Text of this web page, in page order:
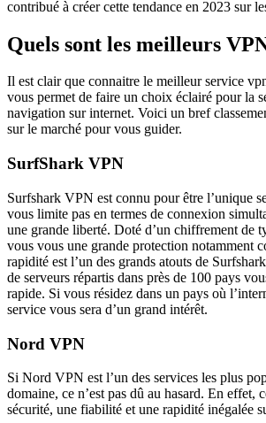
contribué à créer cette tendance en 2023 sur
Quels sont les meilleurs
Il est clair que connaitre le meilleur service
vous permet de faire un choix éclairé pour la
navigation sur internet. Voici un bref
sur le marché pour vous guider.
SurfShark VPN
Surfshark VPN est connu pour être l’unique
vous limite pas en termes de connexion
une grande liberté. Doté d’un chiffrement de
vous vous une grande protection notamment
rapidité est l’un des grands atouts de
de serveurs répartis dans près de 100 pays
rapide. Si vous résidez dans un pays où
service vous sera d’un grand intérêt.
Nord VPN
Si Nord VPN est l’un des services les plus
domaine, ce n’est pas dû au hasard. En effet,
sécurité, une fiabilité et une rapidité inégalée